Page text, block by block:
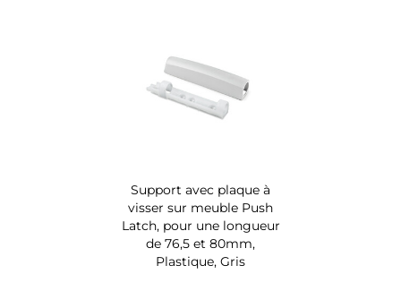
Support avec plaque à
visser sur meuble Push
Latch, pour une longueur
de 76,5 et 80mm,
Plastique, Gris